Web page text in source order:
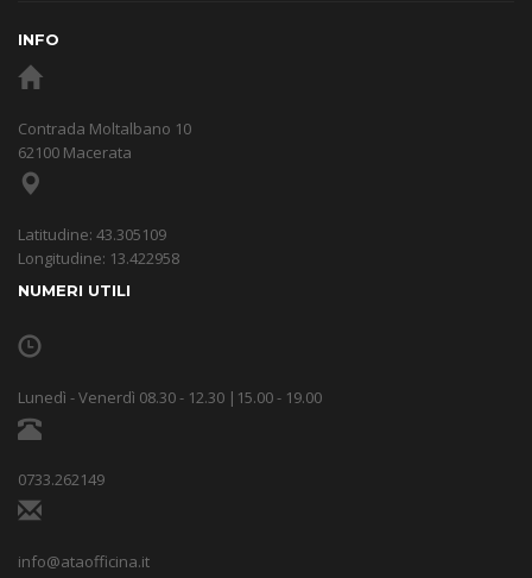
INFO
Contrada Moltalbano 10
62100 Macerata
Latitudine: 43.305109
Longitudine: 13.422958
NUMERI UTILI
Lunedì - Venerdì 08.30 - 12.30 |15.00 - 19.00
0733.262149
info@ataofficina.it